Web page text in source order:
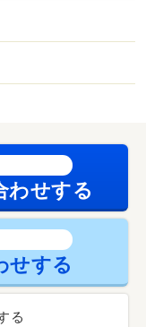
わせする
せする
る